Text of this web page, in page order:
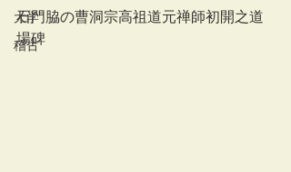
大学
稽古
石門脇の曹洞宗高祖道元禅師初開之道
場碑